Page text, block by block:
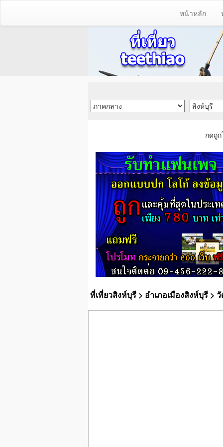
หน้าหลัก
กดถู
ที่เที่ยวสิงห์บุรี > อำเภอเมืองสิงห์บุรี >